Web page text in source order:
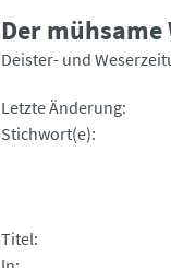
Der
Deister- und
Letzte Änderung
Stichwort(e)
Titel